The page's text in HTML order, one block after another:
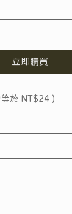
立即購買
於 NT$24 )